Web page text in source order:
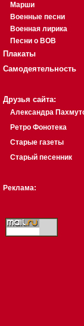
Марши
Военные песни
Военная лирика
Песни о ВОВ
Плакаты
Самодеятельность
Друзья сайта:
Александра
Ретро Фонотека
Старые газеты
Старый песенник
Реклама: